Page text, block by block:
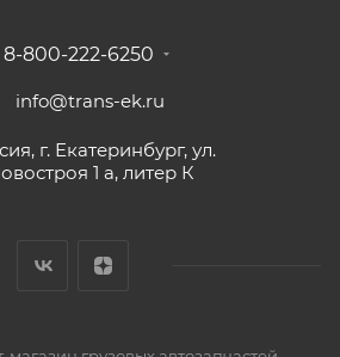
8-800-222-6250
info@trans-ek.ru
г. Екатеринбург, ул.
1 а, литер К